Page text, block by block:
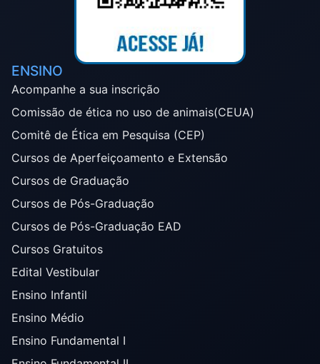
ENSINO
Acompanhe a sua inscrição
Comissão de ética no uso de animais(CEUA)
Comitê de Ética em Pesquisa (CEP)
Cursos de Aperfeiçoamento e Extensão
Cursos de Graduação
Cursos de Pós-Graduação
Cursos de Pós-Graduação EAD
Cursos Gratuitos
Edital Vestibular
Ensino Infantil
Ensino Médio
Ensino Fundamental I